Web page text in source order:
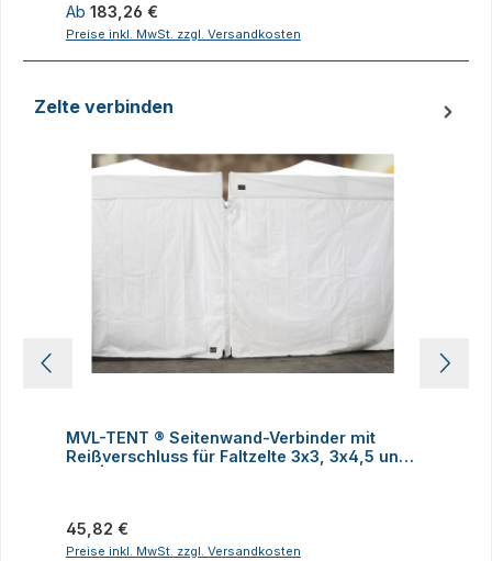
Regulärer Preis:
Ab 183,26 €
Preise inkl. MwSt. zzgl. Versandkosten
Zelte verbinden
MVL-TENT ® Seitenwand-Verbinder mit
Reißverschluss für Faltzelte 3x3, 3x4,5 und
Regulärer Preis:
45,82 €
Preise inkl. MwSt. zzgl. Versandkosten